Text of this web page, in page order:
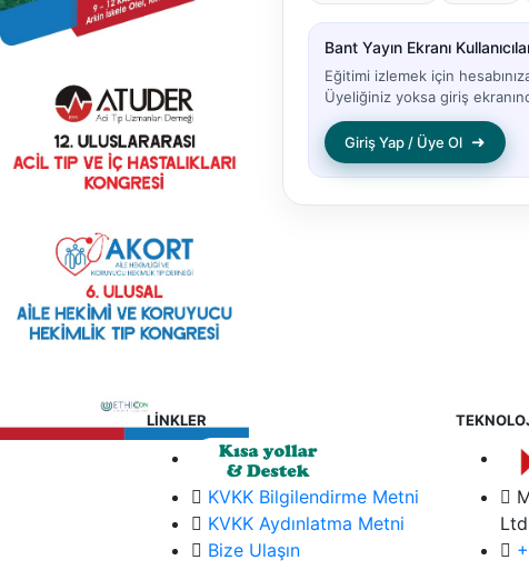
Bant Yayın Ekranı
Eğitimi izlemek için
Üyeliğiniz yoksa giriş
Giriş Yap / Üye Ol ➜
LİNKLER
KVKK Bilgilendirme Metni
KVKK Aydınlatma Metni
Bize Ulaşın